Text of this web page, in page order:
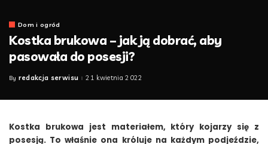
Dom i ogród
Kostka brukowa – jak ją dobrać, aby
pasowała do posesji?
Posted
By redakcja serwisu 21 kwietnia 2022
Kostka brukowa jest materiałem, który kojarzy się z
posesją. To właśnie ona króluje na każdym podjeździe,